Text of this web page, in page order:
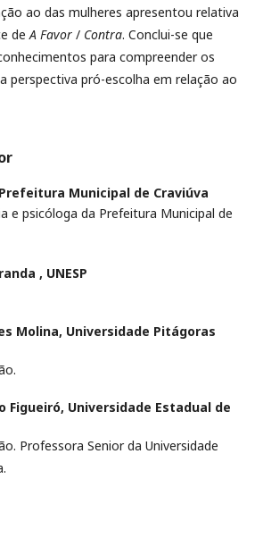
ao das mulheres apresentou relativa
deA Favor / Contra. Conclui-se que
para compreender os
perspectiva pró-escolha em relação ao
Prefeitura Municipal de Craviúva
e psicóloga da Prefeitura Municipal de
, UNESP
Molina, Universidade Pitágoras
Figueiró, Universidade Estadual de
Professora Senior da Universidade